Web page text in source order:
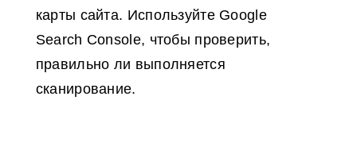
карты сайта. Используйте Google
Search Console, чтобы проверить,
правильно ли выполняется
сканирование.